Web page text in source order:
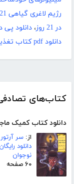
کتاب‌های
دانلود کتاب کمیک
از: سر
دانلود
نوجوان
۶۰ صفحه
رژیم لاغری گیاهی 21 روزه
در 21 روز
، دانلود پی
دانلود pdf کتاب تغذیه سالم گیاهی در 21 روز